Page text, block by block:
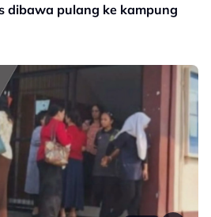
dibawa pulang ke kampung